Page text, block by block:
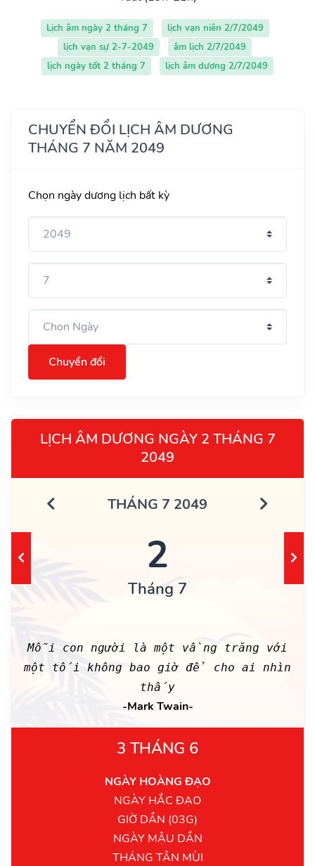
Lịch âm ngày 2 tháng 7
lịch vạn niên 2/7/2049
lịch vạn sự 2-7-2049
âm lịch 2/7/2049
lịch ngày tốt 2 tháng 7
lịch âm dương 2/7/2049
CHUYỂN ĐỔI LỊCH ÂM DƯƠNG
THÁNG 7 NĂM 2049
Chọn ngày dương lịch bất kỳ
Chuyển đổi
LỊCH ÂM DƯƠNG NGÀY 2 THÁNG 7
2049
THÁNG 7 2049
2
Tháng 7
Mỗi con người là một vầng trăng với
một tối không bao giờ để cho ai nhìn
thấy
-Mark Twain-
3 THÁNG 6
NGÀY HOÀNG ĐẠO
NGÀY HẮC ĐẠO
GIỜ DẦN (03G)
NGÀY MẬU DẦN
THÁNG TÂN MÙI